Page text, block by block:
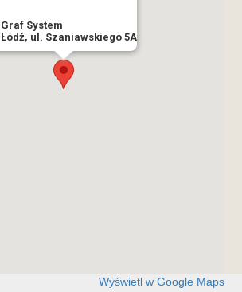
Graf System
Łódź, ul. Szaniawskiego 5A
Wyświetl w Google Maps